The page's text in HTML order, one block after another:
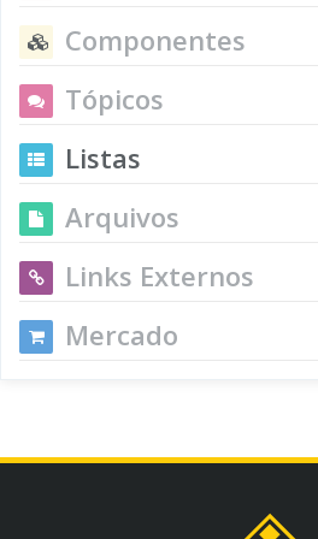
Componentes
Tópicos
Listas
Arquivos
Links Externos
Mercado